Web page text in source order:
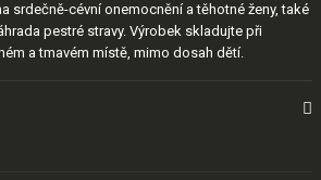
srdečně-cévní onemocnění a těhotné ženy, také
pestré stravy. Výrobek skladujte při
a tmavém místě, mimo dosah dětí.
